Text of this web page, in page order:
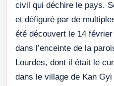
civil qui déchire le pays.
et défiguré par de
été découvert le 14
dans l’enceinte de la
Lourdes, dont il était le
dans le village de Kan